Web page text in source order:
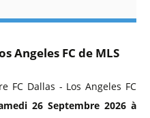
Angeles FC de MLS
FC Dallas - Los Angeles FC
26 Septembre 2026 à